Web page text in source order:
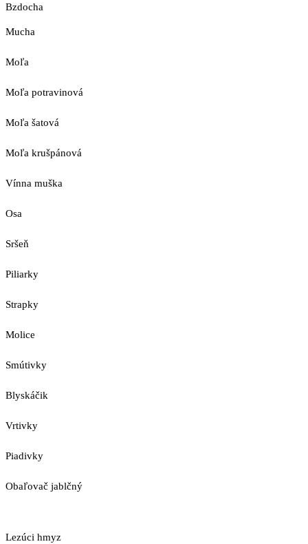
Bzdocha
Mucha
Moľa
Moľa potravinová
Moľa šatová
Moľa krušpánová
Vínna muška
Osa
Sršeň
Piliarky
Strapky
Molice
Smútivky
Blyskáčik
Vrtivky
Piadivky
Obaľovač jablčný
Lezúci hmyz